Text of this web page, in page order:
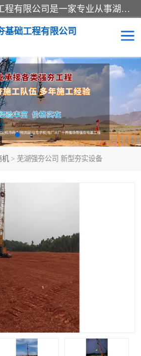
湖南业峻强夯基础工程有限公司是一家专业从事湖南强夯基础工程、强夯机租赁，地基处理的施工单位。业务覆盖：湖南、广东，江西等地。可承接1000KN.m-25000KN.m强夯（置换）工程。公司创始人是国内较早期从事强夯施工的建设者，经过多年的一步一个脚印的发展，在行业内具有较高的度和良好的口碑。
基础工程有限公司
机 > 芜湖强夯公司 新型夯实设备
强夯机租赁
强夯施工队伍